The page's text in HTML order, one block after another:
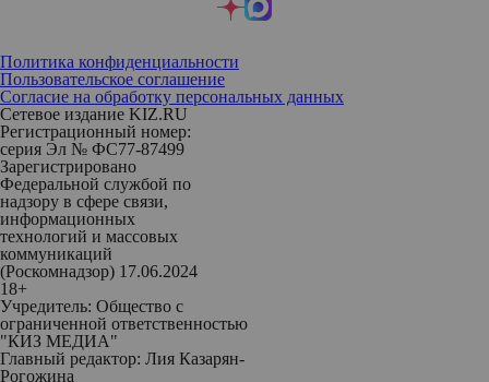
Политика конфиденциальности
Пользовательское соглашение
Согласие на обработку персональных данных
Сетевое издание KIZ.RU
Регистрационный номер:
серия Эл № ФС77-87499
Зарегистрировано
Федеральной службой по
надзору в сфере связи,
информационных
технологий и массовых
коммуникаций
(Роскомнадзор) 17.06.2024
18+
Учредитель: Общество с
ограниченной ответственностью
"КИЗ МЕДИА"
Главный редактор: Лия Казарян-
Рогожина